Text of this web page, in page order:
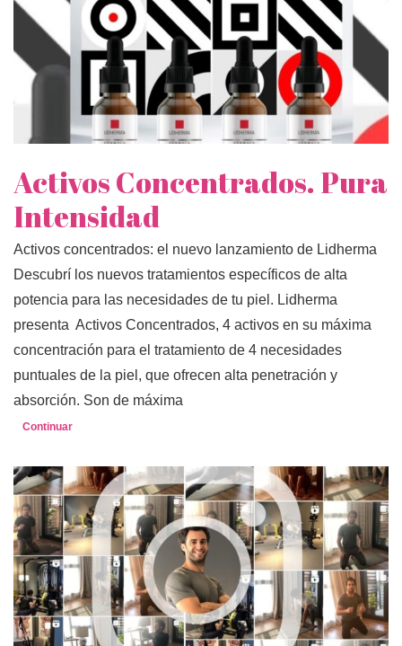
Activos Concentrados. Pura
Intensidad
Activos concentrados: el nuevo lanzamiento de Lidherma
Descubrí los nuevos tratamientos específicos de alta
potencia para las necesidades de tu piel. Lidherma
presenta Activos Concentrados, 4 activos en su máxima
concentración para el tratamiento de 4 necesidades
puntuales de la piel, que ofrecen alta penetración y
absorción. Son de máxima
Continuar